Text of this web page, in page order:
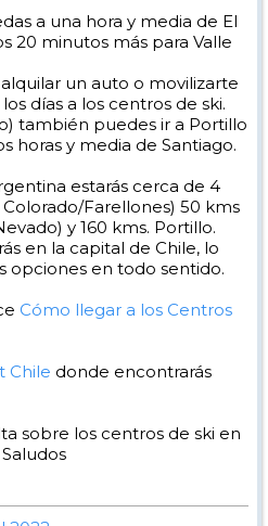
a una hora y media de El
20 minutos más para Valle
un auto o movilizarte
días a los centros de ski.
también puedes ir a Portillo
horas y media de Santiago.
estarás cerca de 4
Farellones) 50 kms
y 160 kms. Portillo.
en la capital de Chile, lo
opciones en todo sentido.
Cómo llegar a los Centros
Chile donde encontrarás
sobre los centros de ski en